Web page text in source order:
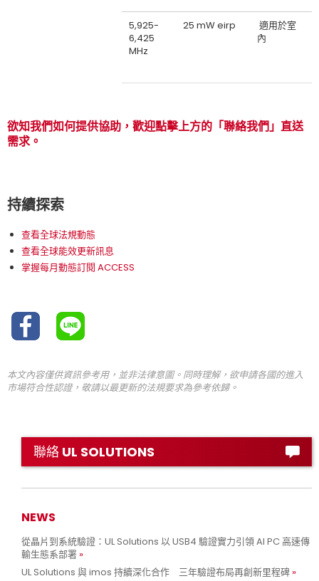
5,925-
6,425
MHz
25 mW eirp
適用於室
內
欲知我們如何提供協助，歡迎點擊上方的「聯絡我們」直送
需求。
持續探索
查看全球法規動態
查看全球能效更新訊息
掌握每月動態訂閱 ACCESS
本文內容僅供資訊參考用，並非法律意圖。同時理解，欲申請各國的進入
市場符合性認證，敬請以最更新的法規要求為參考依歸。
聯絡 UL SOLUTIONS
NEWS
從晶片到系統驗證：UL Solutions 以 USB4 驗證實力引領 AI PC 高速傳
輸生態系部署
UL Solutions 與 imos 持續深化合作 三年驗證布局再創新里程碑